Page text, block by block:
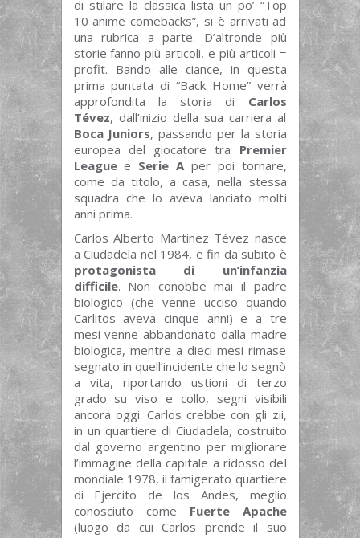
di stilare la classica lista un po’ “Top
10 anime comebacks”, si è arrivati ad
una rubrica a parte. D’altronde più
storie fanno più articoli, e più articoli =
profit. Bando alle ciance, in questa
prima puntata di “Back Home” verrà
approfondita la storia di Carlos
Tévez, dall’inizio della sua carriera al
Boca Juniors, passando per la storia
europea del giocatore tra Premier
Leaguee Serie Aper poi tornare,
come da titolo, a casa, nella stessa
squadra che lo aveva lanciato molti
anni prima.
Carlos Alberto Martinez Tévez nasce
a Ciudadela nel 1984, e fin da subito è
protagonista di un’infanzia
difficile. Non conobbe mai il padre
biologico (che venne ucciso quando
Carlitos aveva cinque anni) e a tre
mesi venne abbandonato dalla madre
biologica, mentre a dieci mesi rimase
segnato in quell’incidente che lo segnò
a vita, riportando ustioni di terzo
grado su viso e collo, segni visibili
ancora oggi. Carlos crebbe con gli zii,
in un quartiere di Ciudadela, costruito
dal governo argentino per migliorare
l’immagine della capitale a ridosso del
mondiale 1978, il famigerato quartiere
di Ejercito de los Andes, meglio
conosciuto come Fuerte Apache
(luogo da cui Carlos prende il suo